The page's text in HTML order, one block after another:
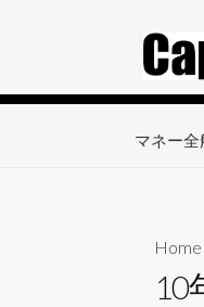
ン
マネー全
Home
10